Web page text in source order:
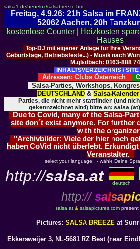
salsa1.de/benelux/salsabreeze.htm
Freitag, 4.9.26: 21h Salsa im
52062 Aachen, 20h
kostenlose Counter|
Heizkosten
Hauses
Top-DJ mit eigener Anlage für Ihre
Geburtstage, Betriebsfeste...) - Musik nach
M.gladbach: 0163-888
INHALTSVERZEICHNIS /
Adressen: Clubs Österreich
Salsa-Parties, Workshops,
DEUTSCHLAND & Salsa-Kalender
Parties, die nicht mehr stattfinden (und
gekennzeichnet sind) bitte an: salsa
Due to Covid, many of the Salsa-
site don´t exist anymore. For further
with the organizer
"Archivbilder: Viele der hier noch
haben CoVid nicht überlebt.
Veranstalter.
select your language: - wähle Deine
http://salsa.at deutsch
http:// salsapi
salsa.at& salsapictures.compresent
Pictures: SALSA BREEZE at
Ekkersweijer 3, NL-5681 RZ Best (near